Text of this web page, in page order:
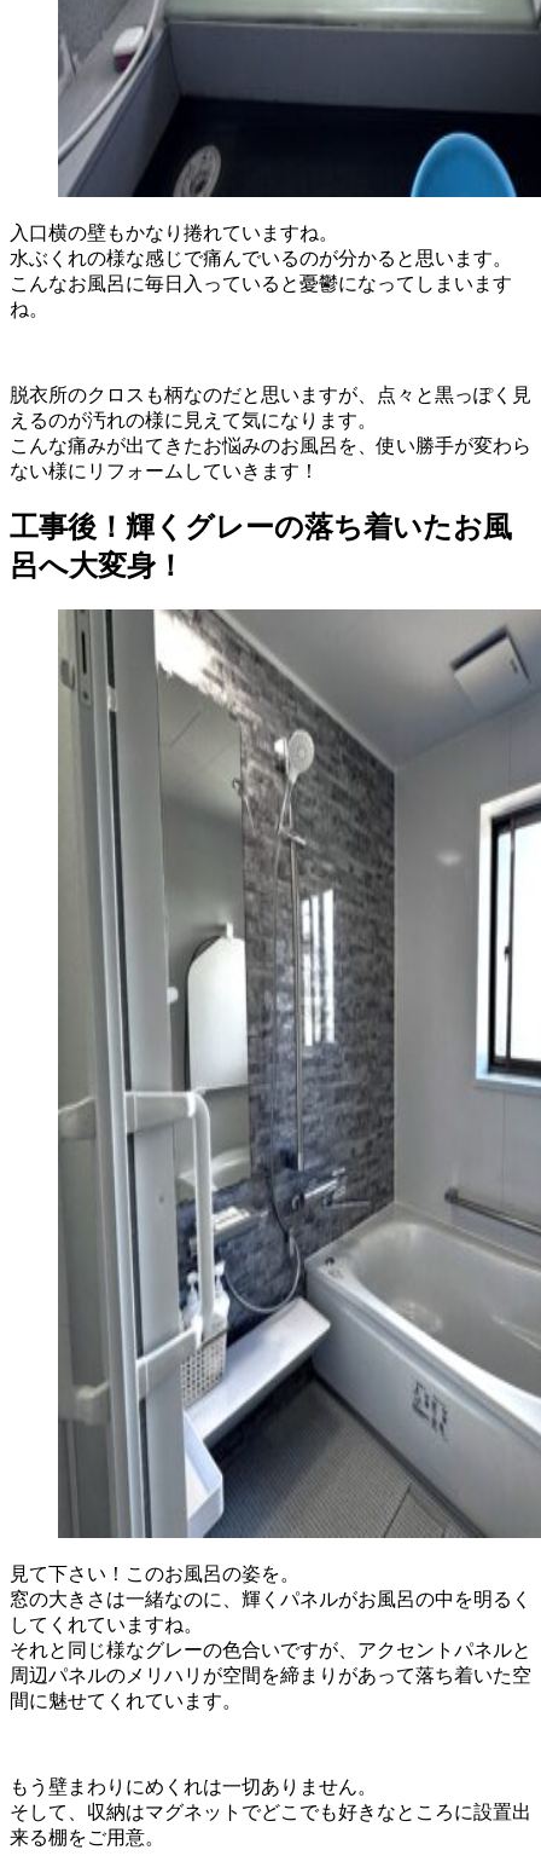
入口横の壁もかなり捲れていますね。
水ぶくれの様な感じで痛んでいるのが分かると思います。
こんなお風呂に毎日入っていると憂鬱になってしまいます
ね。
脱衣所のクロスも柄なのだと思いますが、点々と黒っぽく見
えるのが汚れの様に見えて気になります。
こんな痛みが出てきたお悩みのお風呂を、使い勝手が変わら
ない様にリフォームしていきます！
工事後！輝くグレーの落ち着いたお風
呂へ大変身！
見て下さい！このお風呂の姿を。
窓の大きさは一緒なのに、輝くパネルがお風呂の中を明るく
してくれていますね。
それと同じ様なグレーの色合いですが、アクセントパネルと
周辺パネルのメリハリが空間を締まりがあって落ち着いた空
間に魅せてくれています。
もう壁まわりにめくれは一切ありません。
そして、収納はマグネットでどこでも好きなところに設置出
来る棚をご用意。